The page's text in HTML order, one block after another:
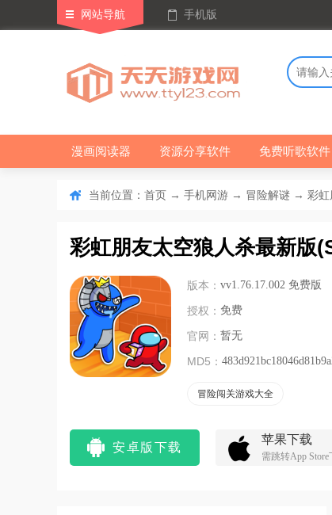
网站导航 手机版
漫画阅读器 资源分享软件 免费听歌软件
当前位置： 首页 → 手机网游 → 冒险解谜 → 彩虹
彩虹朋友太空狼人杀最新
版本： vv1.76.17.002 免费版
授权： 免费
官网： 暂无
MD5：
冒险闯关游戏大全
安卓版下载
苹果下载
需跳转App Store